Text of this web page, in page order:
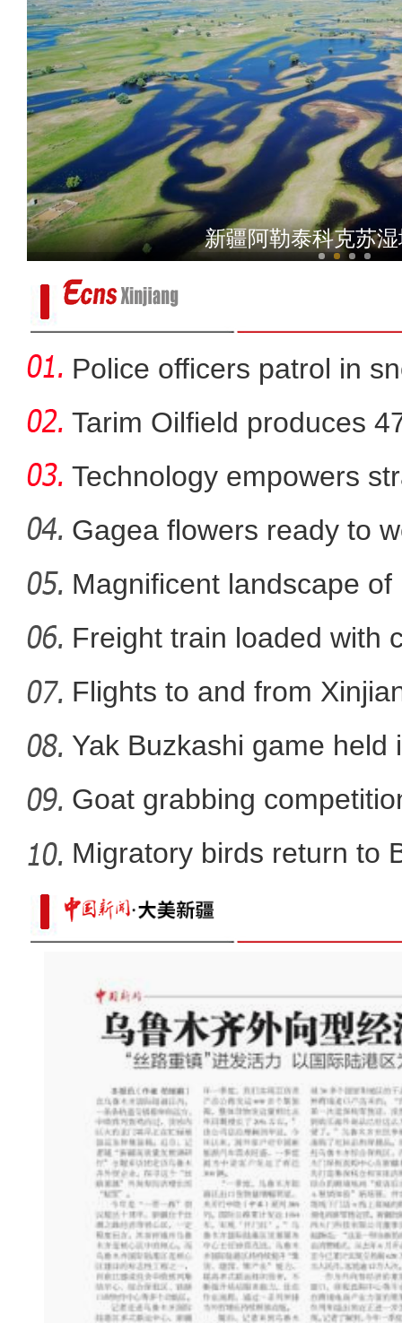
新疆昭苏云端草原夏
“新歌唱新疆”在喀
新疆兵团阿拉尔市万余亩茴
新疆阿勒泰科克苏
Police officers patrol in
Tarim Oilfield produces
Technology empowers
Xi
Gagea flowers ready to
Nal
Magnificent landscape
La
Freight train loaded with
Flights to and from
Yak Buzkashi game held
Goat grabbing
Migratory birds return to